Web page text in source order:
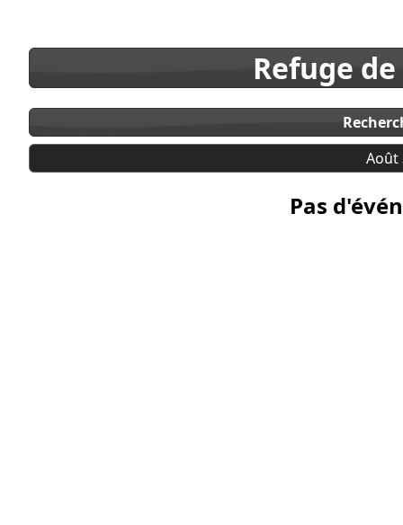
Refuge
Août
Pas